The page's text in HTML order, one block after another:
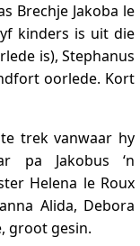
Brechje Jakoba le
kinders is uit die
is), Stephanus
oorlede. Kort
trek vanwaar hy
pa Jakobus ‘n
Helena le Roux
Alida, Debora
groot gesin.